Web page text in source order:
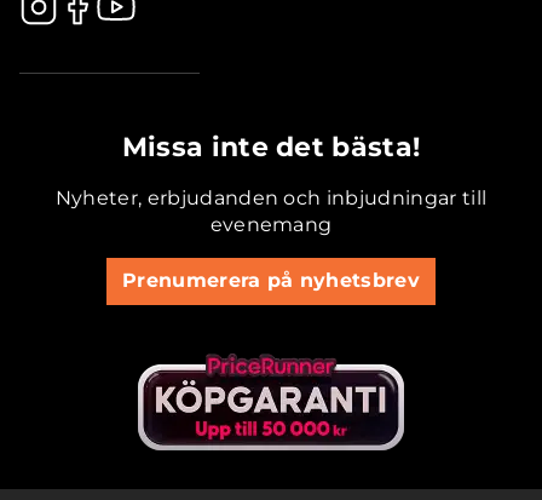
Missa inte det bästa!
Nyheter, erbjudanden och inbjudningar till
evenemang
Prenumerera på nyhetsbrev